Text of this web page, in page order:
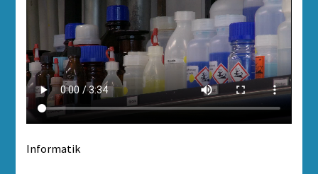
Informatik